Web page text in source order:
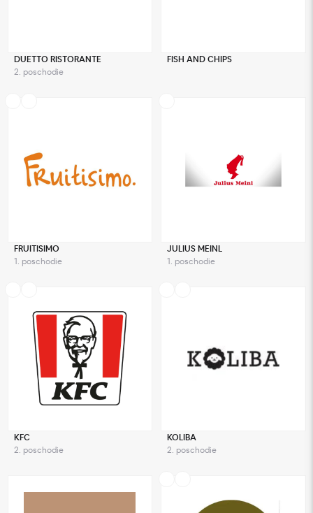
DUETTO RISTORANTE
2. poschodie
FISH AND CHIPS
FRUITISIMO
1. poschodie
JULIUS MEINL
1. poschodie
KFC
2. poschodie
KOLIBA
2. poschodie